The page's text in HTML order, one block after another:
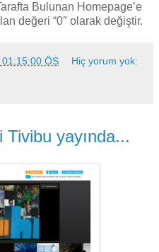
Bulunan Homepage’e
değeri “0″ olarak değiştir.
ÖS Hiç yorum yok:
yayında...